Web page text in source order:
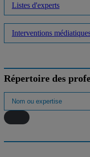
Listes d'experts
Interventions
Répertoire des